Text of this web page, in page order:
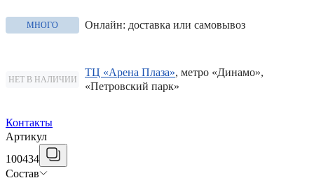
МНОГО Онлайн: доставка или самовывоз
НЕТ В НАЛИЧИИ
ТЦ «Арена Плаза», метро «Динамо»,
«Петровский парк»
Контакты
Артикул
100434
Состав